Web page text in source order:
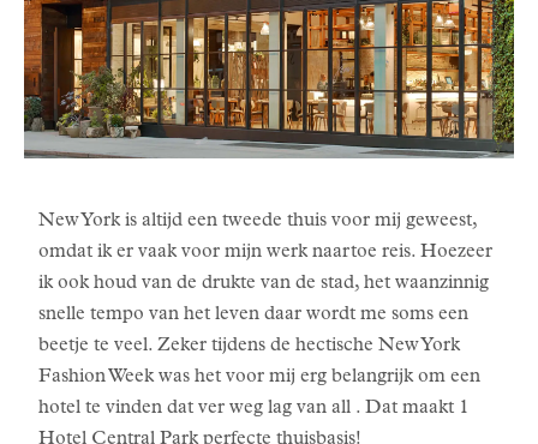
New York is altijd een tweede thuis voor mij geweest,
omdat ik er vaak voor mijn werk naartoe reis. Hoezeer
ik ook houd van de drukte van de stad, het waanzinnig
snelle tempo van het leven daar wordt me soms een
beetje te veel. Zeker tijdens de hectische New York
Fashion Week was het voor mij erg belangrijk om een
hotel te vinden dat ver weg lag van all . Dat maakt 1